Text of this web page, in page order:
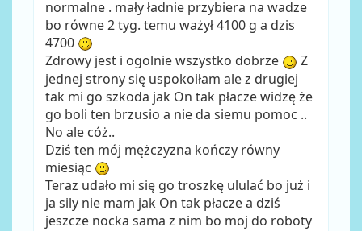
normalne . mały ładnie przybiera na wadze
bo równe 2 tyg. temu ważył 4100 g a dzis
4700
Zdrowy jest i ogolnie wszystko dobrze
Z
jednej strony się uspokoiłam ale z drugiej
tak mi go szkoda jak On tak płacze widzę że
go boli ten brzusio a nie da siemu pomoc ..
No ale cóż..
Dziś ten mój mężczyzna kończy równy
miesiąc
Teraz udało mi się go troszkę ululać bo już i
ja sily nie mam jak On tak płacze a dziś
jeszcze nocka sama z nim bo moj do roboty